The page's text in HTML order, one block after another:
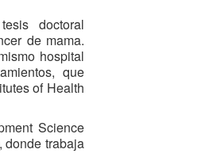
doctoral
de mama.
hospital
que
of Health
Science
donde trabaja